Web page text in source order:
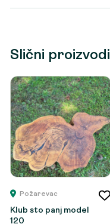
Slični proizvodi
Požarevac
Klub sto panj model
120